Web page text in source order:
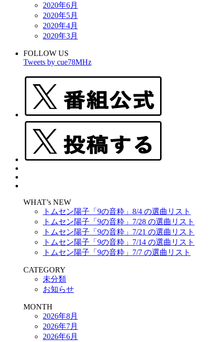
2020年6月
2020年5月
2020年4月
2020年3月
FOLLOW US
Tweets by cue78MHz
WHAT’s NEW
トムセン陽子「9の音粋」8/4 の選曲リスト
トムセン陽子「9の音粋」7/28 の選曲リスト
トムセン陽子「9の音粋」7/21 の選曲リスト
トムセン陽子「9の音粋」7/14 の選曲リスト
トムセン陽子「9の音粋」7/7 の選曲リスト
CATEGORY
未分類
お知らせ
MONTH
2026年8月
2026年7月
2026年6月